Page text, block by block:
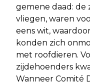
gemene daad:
vliegen, waren
eens wit,
konden zich
met roofdieren.
zijdehoenders
Wanneer Comité